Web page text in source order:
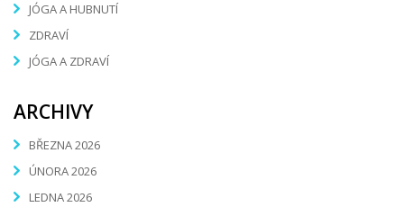
JÓGA A HUBNUTÍ
ZDRAVÍ
JÓGA A ZDRAVÍ
ARCHIVY
BŘEZNA 2026
ÚNORA 2026
LEDNA 2026